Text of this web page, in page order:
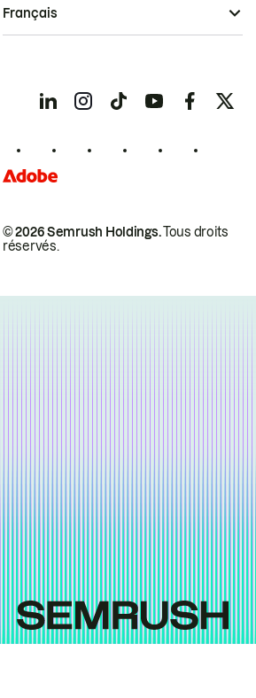
© 2026 Semrush Holdings.Tous droits
réservés.
Français